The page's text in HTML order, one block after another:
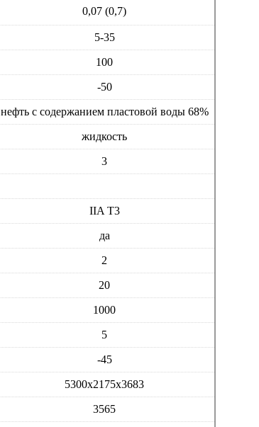
0,07 (0,7)
5-35
100
-50
нефть с содержанием пластовой воды 68%
жидкость
3
IIA T3
да
2
20
1000
5
-45
5300х2175х3683
3565